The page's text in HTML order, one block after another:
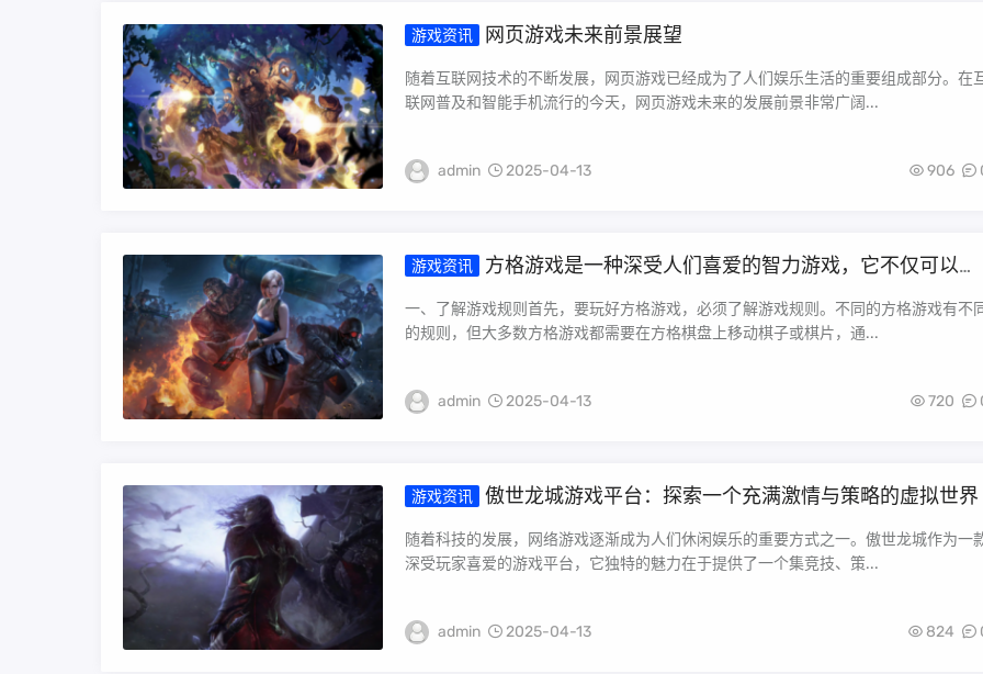
游戏资讯 网页游戏未来前景展望
随着互联网技术的不断发展，网页游戏已经成为了人们娱乐生活的重要组成部分。在
联网普及和智能手机流行的今天，网页游戏未来的发展前景非常广阔...
admin 2025-04-13 906
游戏资讯
方格游戏是一种深受人们喜爱的智力游戏，它不仅可以锻
介绍如何玩方格游戏最好，并给出一些实用的技巧和策略。
一、了解游戏规则首先，要玩好方格游戏，必须了解游戏规则。不同的方格游戏有不
的规则，但大多数方格游戏都需要在方格棋盘上移动棋子或棋片，通...
admin 2025-04-13 720
游戏资讯 傲世龙城游戏平台：探索一个充满激情与策略的虚拟世界
随着科技的发展，网络游戏逐渐成为人们休闲娱乐的重要方式之一。傲世龙城作为一
深受玩家喜爱的游戏平台，它独特的魅力在于提供了一个集竞技、策...
admin 2025-04-13 824